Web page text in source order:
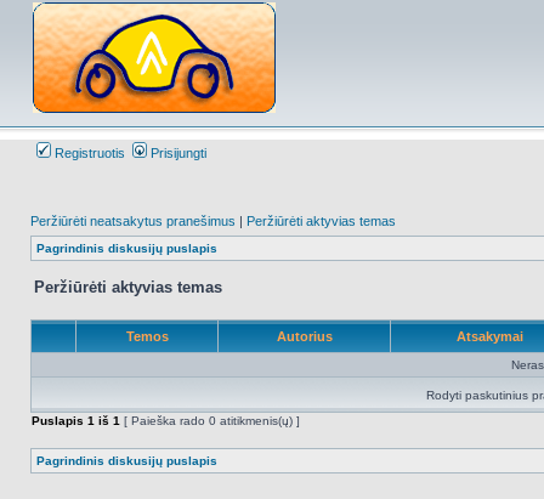
Registruotis Prisijungti
Peržiūrėti neatsakytus pranešimus | Peržiūrėti aktyvias temas
Pagrindinis diskusijų puslapis
Peržiūrėti aktyvias temas
Temos Autorius Atsakymai
Rodyti paskutinius
Puslapis 1 iš 1 [ Paieška rado 0 atitikmenis(ų) ]
Pagrindinis diskusijų puslapis